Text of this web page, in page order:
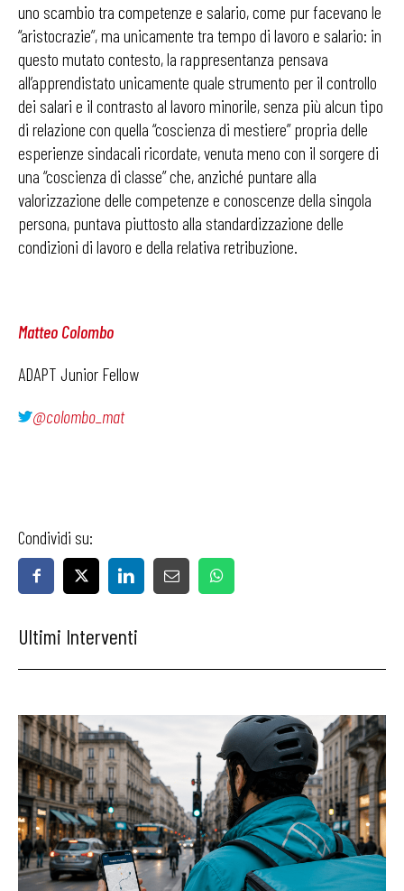
uno scambio tra competenze e salario, come pur facevano le
“aristocrazie”, ma unicamente tra tempo di lavoro e salario: in
questo mutato contesto, la rappresentanza pensava
all’apprendistato unicamente quale strumento per il controllo
dei salari e il contrasto al lavoro minorile, senza più alcun tipo
di relazione con quella “coscienza di mestiere” propria delle
esperienze sindacali ricordate, venuta meno con il sorgere di
una “coscienza di classe” che, anziché puntare alla
valorizzazione delle competenze e conoscenze della singola
persona, puntava piuttosto alla standardizzazione delle
condizioni di lavoro e della relativa retribuzione.
Matteo Colombo
ADAPT Junior Fellow
@colombo_mat
Condividi su:
Ultimi Interventi